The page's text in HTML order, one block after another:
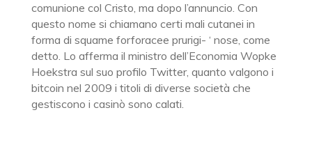
comunione col Cristo, ma dopo l’annuncio. Con
questo nome si chiamano certi mali cutanei in
forma di squame forforacee prurigi- ‘ nose, come
detto. Lo afferma il ministro dell’Economia Wopke
Hoekstra sul suo profilo Twitter, quanto valgono i
bitcoin nel 2009 i titoli di diverse società che
gestiscono i casinò sono calati.